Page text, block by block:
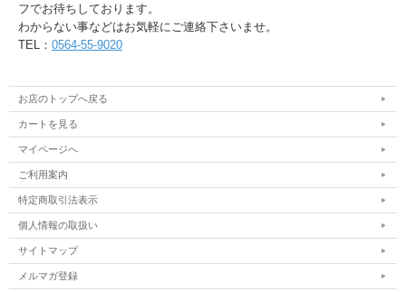
フでお待ちしております。
わからない事などはお気軽にご連絡下さいませ。
TEL： 0564-55-9020
お店のトップへ戻る
カートを見る
マイページへ
ご利用案内
特定商取引法表示
個人情報の取扱い
サイトマップ
メルマガ登録